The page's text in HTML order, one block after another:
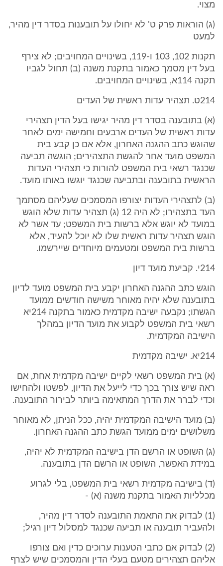
מצוי.
(ג) הוראות פרק ט' לא יחולו על תובענות בסדר דין מהיר,
למעט
תקנות 102, 103 ו-119, בשינויים המחויבים; לא צירף
בעל דין מסמך כאמור בתקנת משנה (ב) תחול לגביו
תקנה 114א, בשינויים המחויבים.
214ט. תצהיר עדות ראשית של העדים
(א) בתובענה בסדר דין מהיר יגישו בעל הדין תצהירי
עדות ראשית של העדים ארבעים וחמישה ימים לאחר
שהוגש כתב ההגנה האחרון, אלא אם כן קבע בית
המשפט מועד אחר להגשת התצהירים; הוגשה תביעה
שכנגד רשאי בית המשפט להורות כי תצהירי העדות
הראשית בתובענה ובתביעה שכנגד יוגשו באותו מועד.
(ב) לתצהירי העדות יצורפו המסמכים שעליהם מסתמך
העד בתצהירו; לא היה 12 (ג) תצהיר עדות שלא הוגש
במועד לא יוגש אלא ברשות בית המשפט; עד אשר לא
הוגש תצהיר עדות ראשית שלו לא יוכל להעיד, אלא
ברשות בית המשפט ומטעמים מיוחדים שיירשמו.
214י. קביעת מועד דיון
הוגש כתב ההגנה האחרון יקבע בית המשפט מועד לדיון
בתובענה שלא יהיה מאוחר משישה חודשים ממועד
הגשתו; נקבעה ישיבה מקדמית כאמור בתקנה 214יא
רשאי בית המשפט לקבוע את מועד הדיון במהלך
הישיבה המקדמית.
214יא. ישיבה מקדמית
(א) בית המשפט רשאי לקיים ישיבה מקדמית אחת, אם
ראה שיש צורך בכך כדי לייעל את הדיון, לפשטו ולהחישו
וכדי לברר את הדרך המתאימה ביותר לבירור התובענה.
(ב) מועד הישיבה המקדמית יהיה, ככל הניתן, לא מאוחר
משלושים ימים ממועד הגשת כתב ההגנה האחרון.
(ג) השופט או הרשם הדן בישיבה המקדמית לא יהיה,
במידת האפשר, השופט או הרשם הדן בתובענה.
(ד) בישיבה מקדמית רשאי בית המשפט, בלי לגרוע
מכלליות האמור בתקנת משנה (א) -
(1) לבדוק את התאמת התובענה לסדר דין מהיר,
ולהעביר תובענה או תביעה שכנגד למסלול דיון רגיל;
(2) לבדוק אם כתבי הטענות ערוכים כדין ואם צורפו
אליהם תצהירים מטעם בעלי הדין והמסמכים שיש לצרף